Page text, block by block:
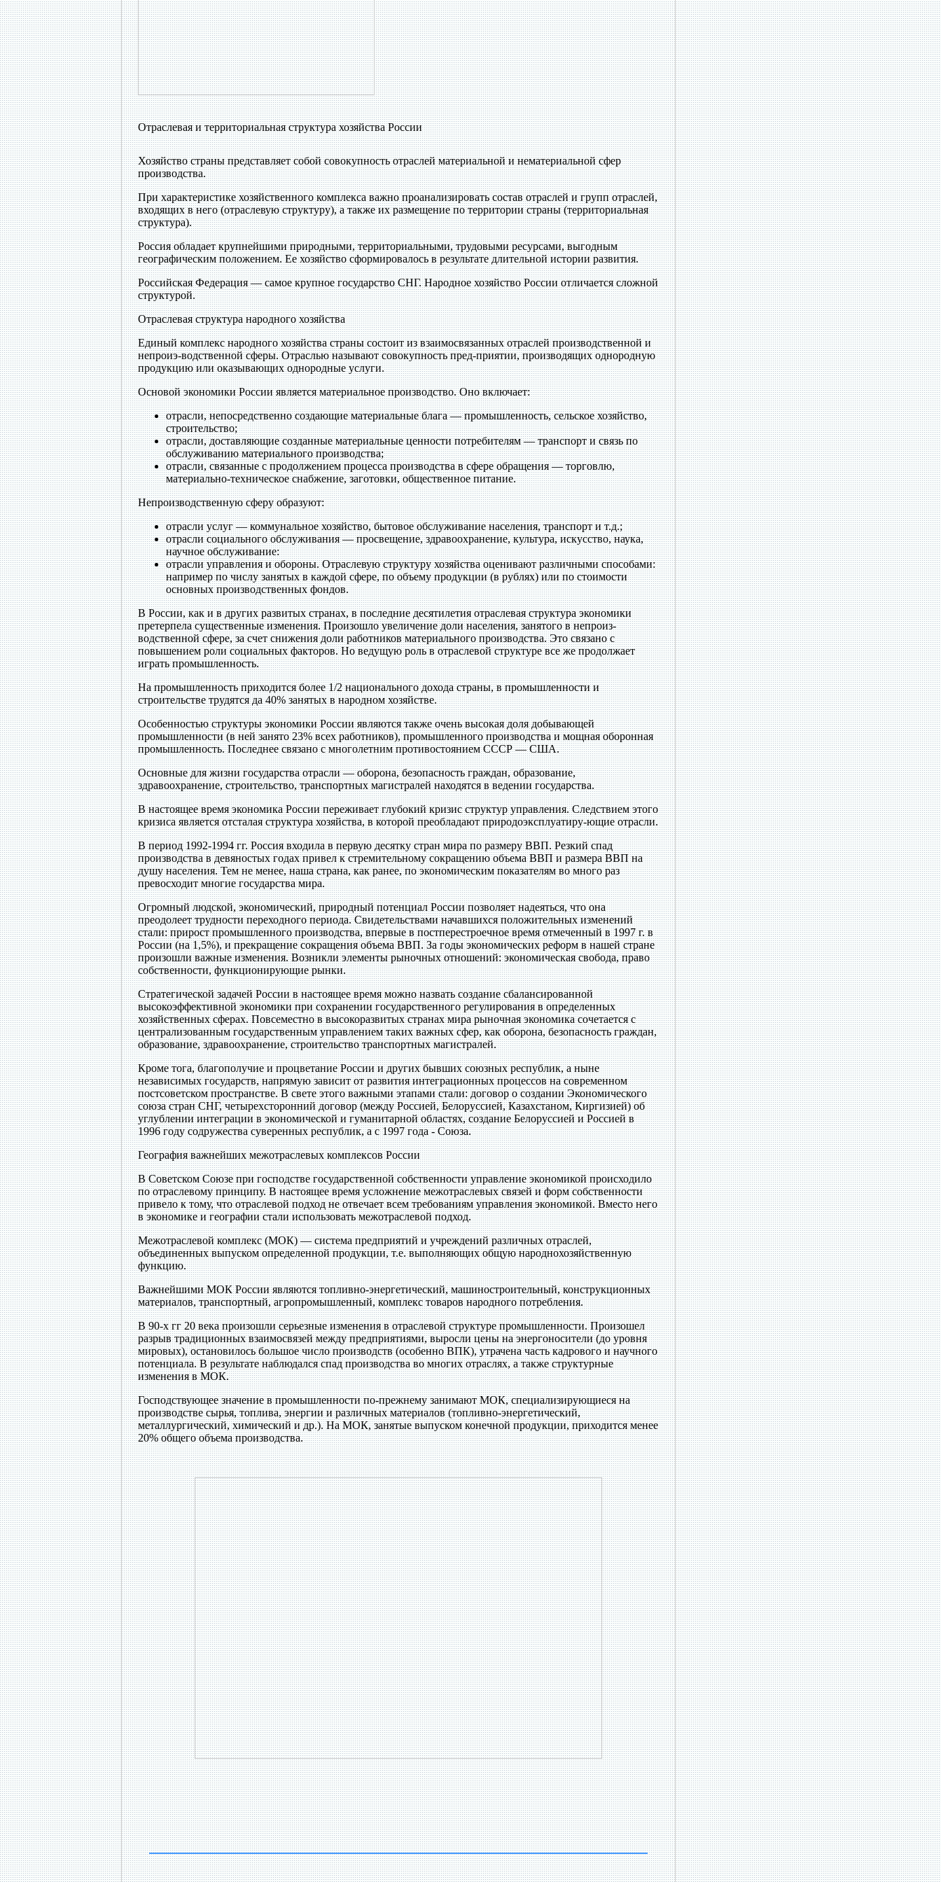
Отраслевая и территориальная структура хозяйства России
Хозяйство страны представляет собой совокупность отраслей материальной и нематериальной сфер
производства.
При характеристике хозяйственного комплекса важно проанализировать состав отраслей и групп отраслей,
входящих в него (отраслевую структуру), а также их размещение по территории страны (территориальная
структура).
Россия обладает крупнейшими природными, территориальными, трудовыми ресурсами, выгодным
географическим положением. Ее хозяйство сформировалось в результате длительной истории развития.
Российская Федерация — самое крупное государство СНГ. Народное хозяйство России отличается сложной
структурой.
Отраслевая структура народного хозяйства
Единый комплекс народного хозяйства страны состоит из взаимосвязанных отраслей производственной и
непроиэ-водственной сферы. Отраслью называют совокупность пред-приятии, производящих однородную
продукцию или оказывающих однородные услуги.
Основой экономики России является материальное производство. Оно включает:
отрасли, непосредственно создающие материальные блага — промышленность, сельское хозяйство,
строительство;
отрасли, доставляющие созданные материальные ценности потребителям — транспорт и связь по
обслуживанию материального производства;
отрасли, связанные с продолжением процесса производства в сфере обращения — торговлю,
материально-техническое снабжение, заготовки, общественное питание.
Непроизводственную сферу образуют:
отрасли услуг — коммунальное хозяйство, бытовое обслуживание населения, транспорт и т.д.;
отрасли социального обслуживания — просвещение, здравоохранение, культура, искусство, наука,
научное обслуживание:
отрасли управления и обороны. Отраслевую структуру хозяйства оценивают различными способами:
например по числу занятых в каждой сфере, по объему продукции (в рублях) или по стоимости
основных производственных фондов.
В России, как и в других развитых странах, в последние десятилетия отраслевая структура экономики
претерпела существенные изменения. Произошло увеличение доли населения, занятого в непроиз-
водственной сфере, за счет снижения доли работников материального производства. Это связано с
повышением роли социальных факторов. Но ведущую роль в отраслевой структуре все же продолжает
играть промышленность.
На промышленность приходится более 1/2 национального дохода страны, в промышленности и
строительстве трудятся да 40% занятых в народном хозяйстве.
Особенностью структуры экономики России являются также очень высокая доля добывающей
промышленности (в ней занято 23% всех работников), промышленного производства и мощная оборонная
промышленность. Последнее связано с многолетним противостоянием СССР — США.
Основные для жизни государства отрасли — оборона, безопасность граждан, образование,
здравоохранение, строительство, транспортных магистралей находятся в ведении государства.
В настоящее время экономика России переживает глубокий кризис структур управления. Следствием этого
кризиса является отсталая структура хозяйства, в которой преобладают природоэксплуатиру-ющие отрасли.
В период 1992-1994 гг. Россия входила в первую десятку стран мира по размеру ВВП. Резкий спад
производства в девяностых годах привел к стремительному сокращению объема ВВП и размера ВВП на
душу населения. Тем не менее, наша страна, как ранее, по экономическим показателям во много раз
превосходит многие государства мира.
Огромный людской, экономический, природный потенциал России позволяет надеяться, что она
преодолеет трудности переходного периода. Свидетельствами начавшихся положительных изменений
стали: прирост промышленного производства, впервые в постперестроечное время отмеченный в 1997 г. в
России (на 1,5%), и прекращение сокращения объема ВВП. За годы экономических реформ в нашей стране
произошли важные изменения. Возникли элементы рыночных отношений: экономическая свобода, право
собственности, функционирующие рынки.
Стратегической задачей России в настоящее время можно назвать создание сбалансированной
высокоэффективной экономики при сохранении государственного регулирования в определенных
хозяйственных сферах. Повсеместно в высокоразвитых странах мира рыночная экономика сочетается с
централизованным государственным управлением таких важных сфер, как оборона, безопасность граждан,
образование, здравоохранение, строительство транспортных магистралей.
Кроме тога, благополучие и процветание России и других бывших союзных республик, а ныне
независимых государств, напрямую зависит от развития интеграционных процессов на современном
постсоветском пространстве. В свете этого важными этапами стали: договор о создании Экономического
союза стран СНГ, четырехсторонний договор (между Россией, Белоруссией, Казахстаном, Киргизией) об
углублении интеграции в экономической и гуманитарной областях, создание Белоруссией и Россией в
1996 году содружества суверенных республик, а с 1997 года - Союза.
География важнейших межотраслевых комплексов России
В Советском Союзе при господстве государственной собственности управление экономикой происходило
по отраслевому принципу. В настоящее время усложнение межотраслевых связей и форм собственности
привело к тому, что отраслевой подход не отвечает всем требованиям управления экономикой. Вместо него
в экономике и географии стали использовать межотраслевой подход.
Межотраслевой комплекс (МОК) — система предприятий и учреждений различных отраслей,
объединенных выпуском определенной продукции, т.е. выполняющих общую народнохозяйственную
функцию.
Важнейшими МОК России являются топливно-энергетический, машиностроительный, конструкционных
материалов, транспортный, агропромышленный, комплекс товаров народного потребления.
В 90-х гг 20 века произошли серьезные изменения в отраслевой структуре промышленности. Произошел
разрыв традиционных взаимосвязей между предприятиями, выросли цены на энергоносители (до уровня
мировых), остановилось большое число производств (особенно ВПК), утрачена часть кадрового и научного
потенциала. В результате наблюдался спад производства во многих отраслях, а также структурные
изменения в МОК.
Господствующее значение в промышленности по-прежнему занимают МОК, специализирующиеся на
производстве сырья, топлива, энергии и различных материалов (топливно-энергетический,
металлургический, химический и др.). На МОК, занятые выпуском конечной продукции, приходится менее
20% общего объема производства.